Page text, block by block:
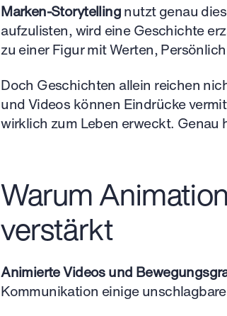
Marken-Storytellingnutzt genau
aufzulisten, wird eine Geschichte
zu einer Figur mit Werten,
Doch Geschichten allein reichen
und Videos können Eindrücke
wirklich zum Leben erweckt. Genau
Warum
verstärkt
Animierte Videos und
Kommunikation einige